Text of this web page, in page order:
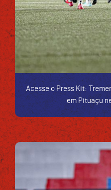
Acesse o Press Kit:
em Pituaçu